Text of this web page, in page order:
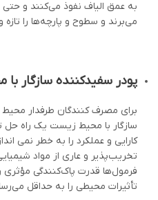
به عمق الیاف نفوذ می‌کنند و
می‌برند و سطوح و پارچه‌ها را تازه
پودر سفیدکننده سازگار
برای مصرف کنندگان طرفدار
سازگار با محیط زیست یک راه حل
کارایی و عملکرد را به خطر نمی
تخریب‌پذیر و عاری از مواد
فرمول‌ها قدرت پاک‌کنندگی مؤثری
تأثیرات محیطی را به حداقل